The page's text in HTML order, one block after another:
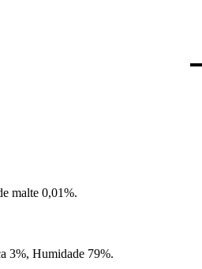
malte 0,01%.
3%, Humidade 79%.